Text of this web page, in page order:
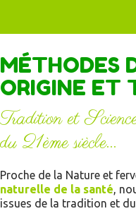
CONTENU
MÉTHODES
ORIGINE ET
Tradition et
du 21ème siècle...
Proche de la Nature et
naturelle de la santé,
issues de la tradition et